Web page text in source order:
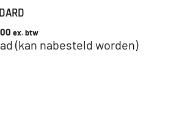
Prijsklasse:
€ 150,00
tot
ex. btw
(kan nabesteld worden)